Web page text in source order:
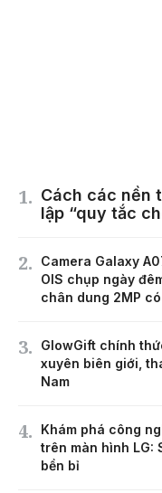
Cách các nền
lập “quy tắc
Camera Galaxy
OIS chụp ngày
chân dung 2MP
GlowGift chính
xuyên biên giới,
Nam
Khám phá công
trên màn hình LG:
bền bỉ